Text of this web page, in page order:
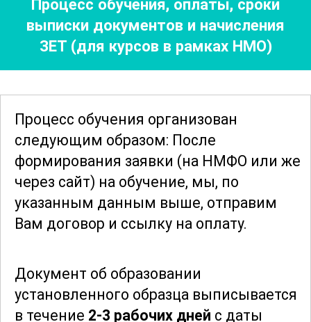
индивидуальных потребностей
организма. Участники узнают, как
составитьздоровый рацион, богатый
витаминами и минералами, и как
питании.
Физическая активность является
неотъемлемой частью здорового
образа жизни. В рамках курса
рассматриваются различные виды
тренировок и их влияние на организм, а
индивидуальных программ
упражнений. Участники узнают, как
Процесс обучения, оплаты, сроки
выписки документов и начисления
ЗЕТ (для курсов в рамках НМО)
Процесс обучения организован
следующим образом: После
формирования заявки (на НМФО или же
через сайт) на обучение, мы, по
указанным данным выше, отправим
Вам договор и ссылку на оплату.
Документ об образовании
установленного образца выписывается
в течение 2-3 рабочих дней с даты